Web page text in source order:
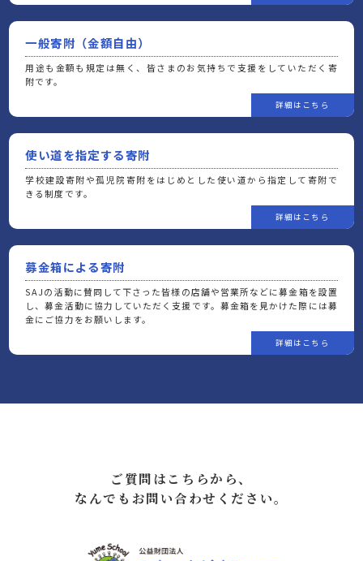
一般寄附（金額自由）
用途も金額も規定は無く、皆さまのお気持ちで支援をしていただく寄
附です。
使い道を指定する寄附
学校建設寄附や孤児院寄附をはじめとした使い道から指定して寄附で
きる制度です。
募金箱による寄附
SAJの活動に賛同して下さった皆様の店舗や営業所などに募金箱を設置
し、募金活動に協力していただく支援です。募金箱を見かけた際には募
金にご協力をお願いします。
ご質問はこちらから、
なんでもお問い合わせください。